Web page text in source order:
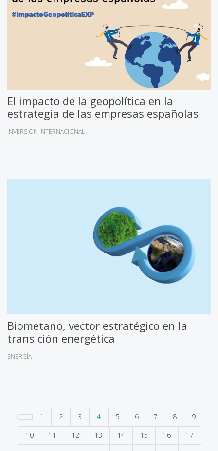
El impacto de la geopolítica en la
estrategia de las empresas españolas
INVERSIÓN INTERNACIONAL
Biometano, vector estratégico en la
transición energética
ENERGÍA
1 2 3 4 5 6 7 8
9
10
11 12 13 14 15 16
17